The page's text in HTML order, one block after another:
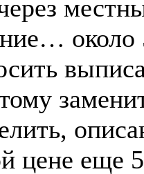
цене еще